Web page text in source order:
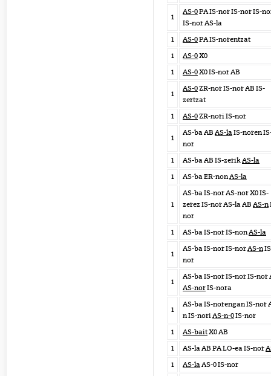
1
AS-0PA IS-nor IS-nor IS-
IS-nor AS-la
1
AS-0PA IS-norentzat
1
AS-0X0
1
AS-0X0 IS-nor AB
1
AS-0ZR-nor IS-nor AB IS-
zertzat
1
AS-0ZR-nori IS-nor
1
AS-ba AB AS-laIS-noren
nor
1
AS-ba AB IS-zerikAS-la
1
AS-ba ER-nonAS-la
1
AS-ba IS-nor AS-nor X0 IS-
zerez IS-nor AS-la AB AS-n
nor
1
AS-ba IS-nor IS-nonAS-la
1
AS-ba IS-nor IS-norAS-n
nor
1
AS-ba IS-nor IS-nor IS-nor
AS-norIS-nora
1
AS-ba IS-norengan IS-nor
n IS-noriAS-n-0IS-nor
1
AS-baitX0 AB
1
AS-la AB PA LO-ea IS-nor
1
AS-laAS-0 IS-nor